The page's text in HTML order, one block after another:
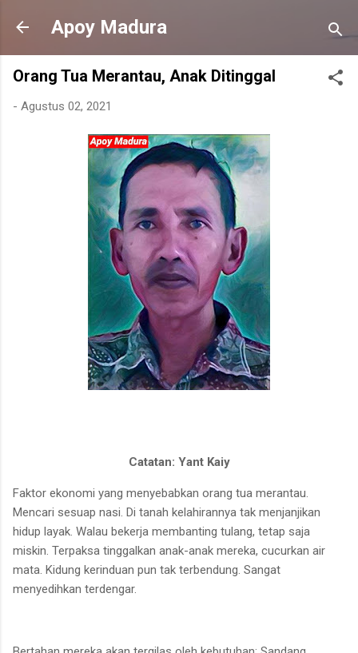
Langsung ke konten utama
Apoy Madura
Orang Tua Merantau, Anak Ditinggal
- Agustus 02, 2021
Catatan: Yant Kaiy
Faktor ekonomi yang menyebabkan orang tua merantau.
Mencari sesuap nasi. Di tanah kelahirannya tak menjanjikan
hidup layak. Walau bekerja membanting tulang, tetap saja
miskin. Terpaksa tinggalkan anak-anak mereka, cucurkan air
mata. Kidung kerinduan pun tak terbendung. Sangat
menyedihkan terdengar.